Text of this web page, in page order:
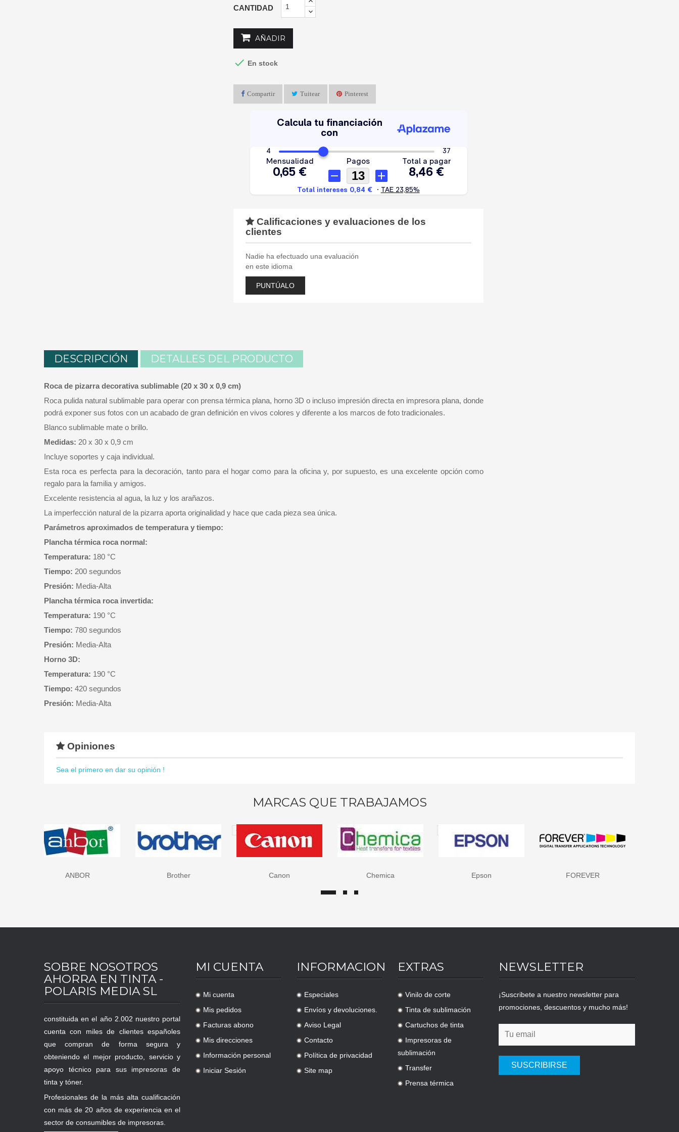
CANTIDAD
AÑADIR
 En stock
Compartir Tuitear Pinterest
Calificaciones y evaluaciones de los
clientes
Nadie ha efectuado una evaluación
en este idioma
PUNTÚALO
DESCRIPCIÓN DETALLES DEL PRODUCTO
Roca de pizarra decorativa sublimable (20 x 30 x 0,9 cm)
Roca pulida natural sublimable para operar con prensa térmica plana, horno 3D o incluso impresión directa en impresora plana, donde
podrá exponer sus fotos con un acabado de gran definición en vivos colores y diferente a los marcos de foto tradicionales.
Blanco sublimable mate o brillo.
Medidas: 20 x 30 x 0,9 cm
Incluye soportes y caja individual.
Esta roca es perfecta para la decoración, tanto para el hogar como para la oficina y, por supuesto, es una excelente opción como
regalo para la familia y amigos.
Excelente resistencia al agua, la luz y los arañazos.
La imperfección natural de la pizarra aporta originalidad y hace que cada pieza sea única.
Parámetros aproximados de temperatura y tiempo:
Plancha térmica roca normal:
Temperatura: 180 °C
Tiempo: 200 segundos
Presión: Media-Alta
Plancha térmica roca invertida:
Temperatura: 190 °C
Tiempo: 780 segundos
Presión: Media-Alta
Horno 3D:
Temperatura: 190 °C
Tiempo: 420 segundos
Presión: Media-Alta
Opiniones
Sea el primero en dar su opinión !
MARCAS QUE TRABAJAMOS
Brother Canon Chemica Epson FOREVER HP - Hewlett Packard
SOBRE NOSOTROS
AHORRA EN TINTA -
POLARIS MEDIA SL
constituida en el año 2.002 nuestro portal
cuenta con miles de clientes españoles
que compran de forma segura y
obteniendo el mejor producto, servicio y
apoyo técnico para sus impresoras de
tinta y tóner.
Profesionales de la más alta cualificación
con más de 20 años de experiencia en el
sector de consumibles de impresoras.
MI CUENTA
.
Mi cuenta
.
Mis pedidos
.
Facturas abono
.
Mis direcciones
.
Información personal
.
Iniciar Sesión
INFORMACION
.
Especiales
.
Envíos y devoluciones.
.
Aviso Legal
.
Contacto
.
Política de privacidad
.
Site map
EXTRAS
.
Vinilo de corte
.
Tinta de sublimación
.
Cartuchos de tinta
.
Impresoras de
sublimación
.
Transfer
.
Prensa térmica
NEWSLETTER
¡Suscribete a nuestro newsletter para
promociones, descuentos y mucho más!
SUSCRIBIRSE